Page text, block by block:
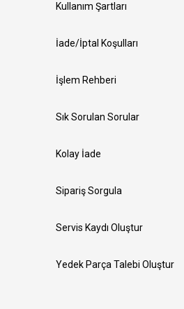
Kullanım Şartları
İade/İptal Koşulları
İşlem Rehberi
Sık Sorulan Sorular
Kolay İade
Sipariş Sorgula
Servis Kaydı Oluştur
Yedek Parça Talebi Oluştur